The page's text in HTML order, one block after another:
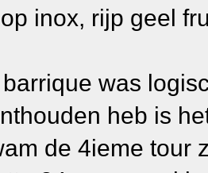
inox, rijp geel
was
heb is
de 4ieme tour